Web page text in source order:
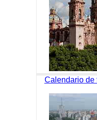
Calendario de